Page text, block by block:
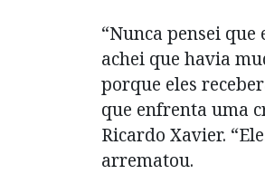
“Nunca pensei
achei que havia
porque eles
que enfrenta uma
Ricardo Xavier.
arrematou.